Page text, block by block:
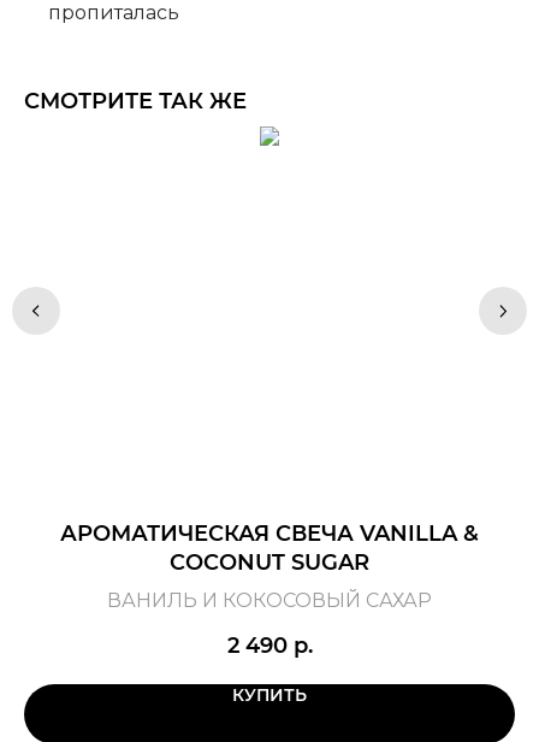
пропиталась
СМОТРИТЕ ТАК ЖЕ
АРОМАТИЧЕСКАЯ СВЕЧА VANILLA &
COCONUT SUGAR
ВАНИЛЬ И КОКОСОВЫЙ САХАР
2 490 р.
КУПИТЬ